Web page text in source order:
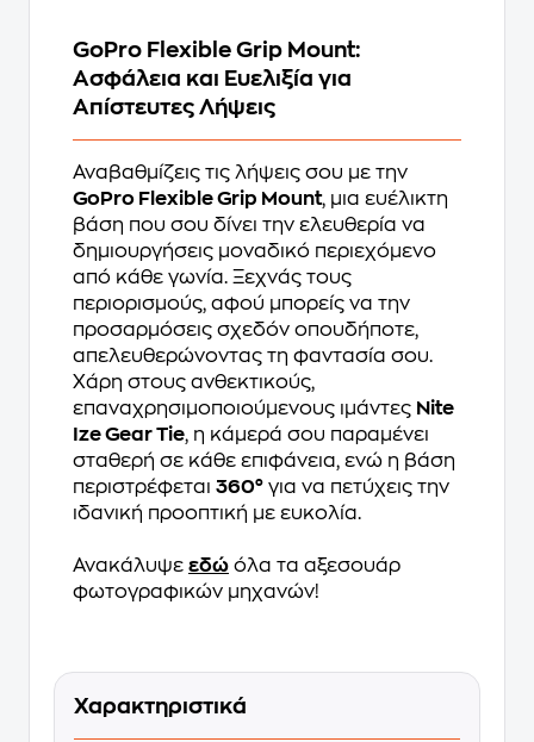
GoPro Flexible Grip Mount:
Ασφάλεια και Ευελιξία για
Απίστευτες Λήψεις
Αναβαθμίζεις τις λήψεις σου με την
GoPro Flexible Grip Mount, μια ευέλικτη
βάση που σου δίνει την ελευθερία να
δημιουργήσεις μοναδικό περιεχόμενο
από κάθε γωνία. Ξεχνάς τους
περιορισμούς, αφού μπορείς να την
προσαρμόσεις σχεδόν οπουδήποτε,
απελευθερώνοντας τη φαντασία σου.
Χάρη στους ανθεκτικούς,
επαναχρησιμοποιούμενους ιμάντες Nite
Ize Gear Tie, η κάμερά σου παραμένει
σταθερή σε κάθε επιφάνεια, ενώ η βάση
περιστρέφεται 360° για να πετύχεις την
ιδανική προοπτική με ευκολία.
Ανακάλυψε εδώ όλα τα αξεσουάρ
φωτογραφικών μηχανών!
Χαρακτηριστικά